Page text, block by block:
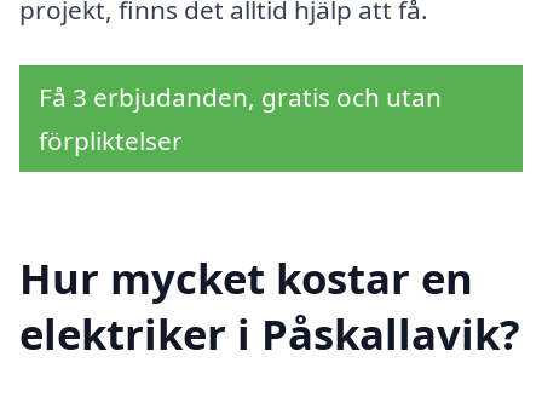
projekt, finns det alltid hjälp att få.
Få 3 erbjudanden, gratis och utan
förpliktelser
Hur mycket kostar en
elektriker i Påskallavik?